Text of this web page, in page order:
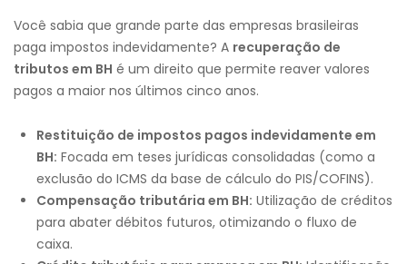
Você sabia que grande parte das empresas brasileiras
paga impostos indevidamente? A recuperação de
tributos em BH é um direito que permite reaver valores
pagos a maior nos últimos cinco anos.
Restituição de impostos pagos indevidamente em
BH: Focada em teses jurídicas consolidadas (como a
exclusão do ICMS da base de cálculo do PIS/COFINS).
Compensação tributária em BH: Utilização de créditos
para abater débitos futuros, otimizando o fluxo de
caixa.